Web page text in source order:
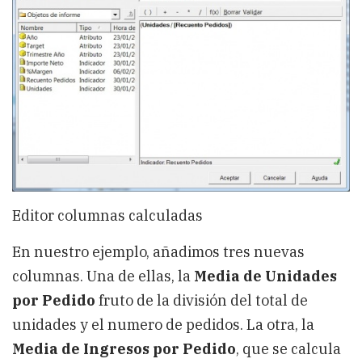
Editor columnas calculadas
En nuestro ejemplo, añadimos tres nuevas
columnas. Una de ellas, la Media de Unidades
por Pedido fruto de la división del total de
unidades y el numero de pedidos. La otra, la
Media de Ingresos por Pedido, que se calcula